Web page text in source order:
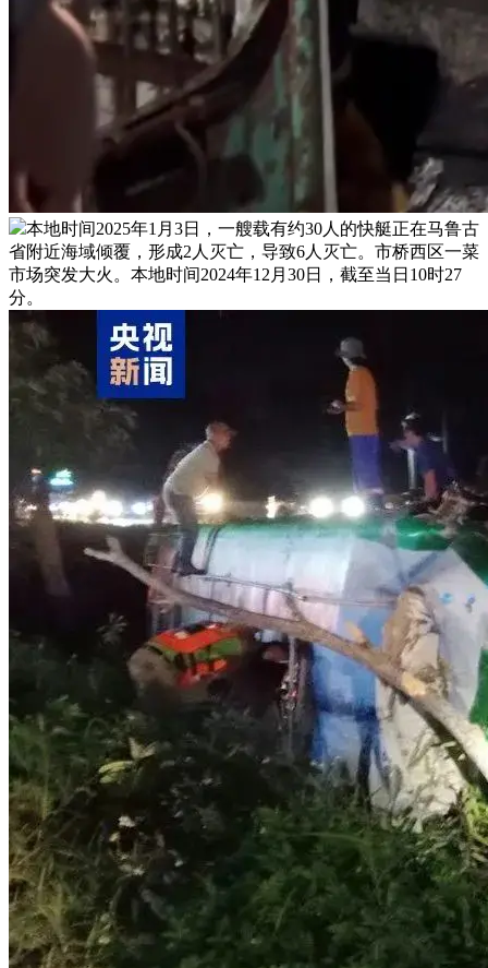
本地时间2025年1月3日，一艘载有约30人的快艇正在马鲁古
省附近海域倾覆，形成2人灭亡，导致6人灭亡。市桥西区一菜
市场突发大火。本地时间2024年12月30日，截至当日10时27
分。